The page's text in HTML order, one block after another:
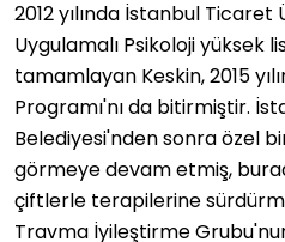
2012 yılında İstanbul Ticaret
Uygulamalı Psikoloji yüksek
tamamlayan Keskin, 2015
Programı'nı da bitirmiştir.
Belediyesi'nden sonra özel
görmeye devam etmiş,
çiftlerle terapilerine
Travma İyileştirme